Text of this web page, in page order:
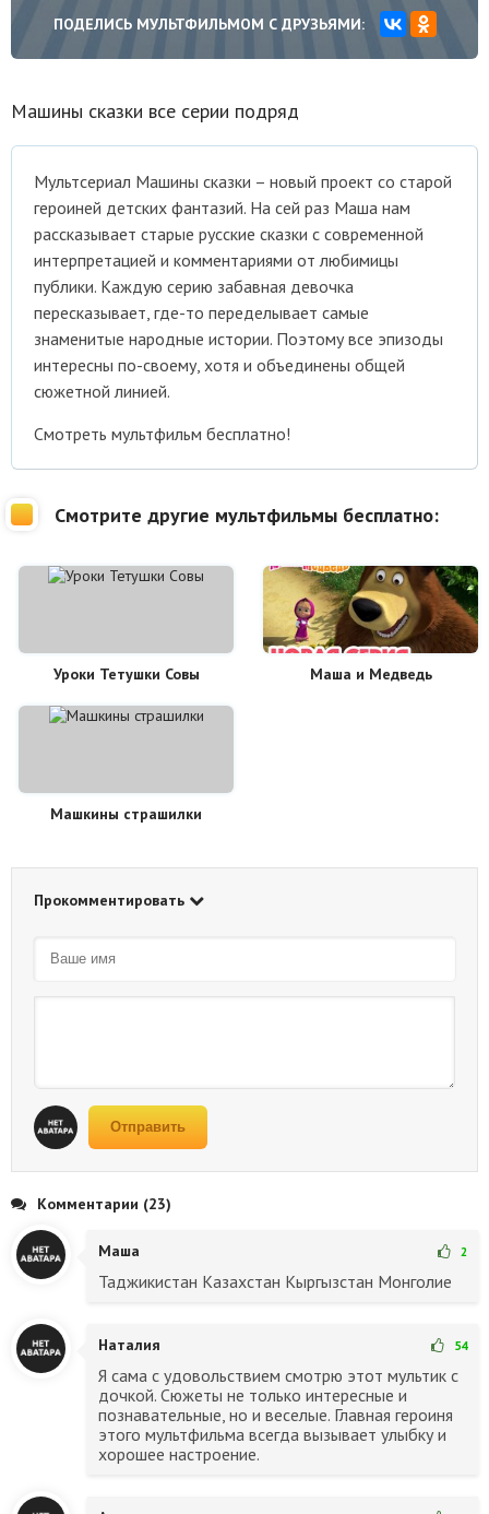
ПОДЕЛИСЬ МУЛЬТФИЛЬМОМ С ДРУЗЬЯМИ:
Машины сказки все серии подряд
Мультсериал Машины сказки – новый проект со старой
героиней детских фантазий. На сей раз Маша нам
рассказывает старые русские сказки с современной
интерпретацией и комментариями от любимицы
публики. Каждую серию забавная девочка
пересказывает, где-то переделывает самые
знаменитые народные истории. Поэтому все эпизоды
интересны по-своему, хотя и объединены общей
сюжетной линией.
Смотреть мультфильм бесплатно!
Смотрите другие мультфильмы бесплатно:
Уроки Тетушки Совы Маша и Медведь
Машкины страшилки
Прокомментировать
Отправить
Комментарии (23)
Маша 2
Таджикистан Казахстан Кыргызстан Монголие
Наталия 54
Я сама с удовольствием смотрю этот мультик с
дочкой. Сюжеты не только интересные и
познавательные, но и веселые. Главная героиня
этого мультфильма всегда вызывает улыбку и
хорошее настроение.